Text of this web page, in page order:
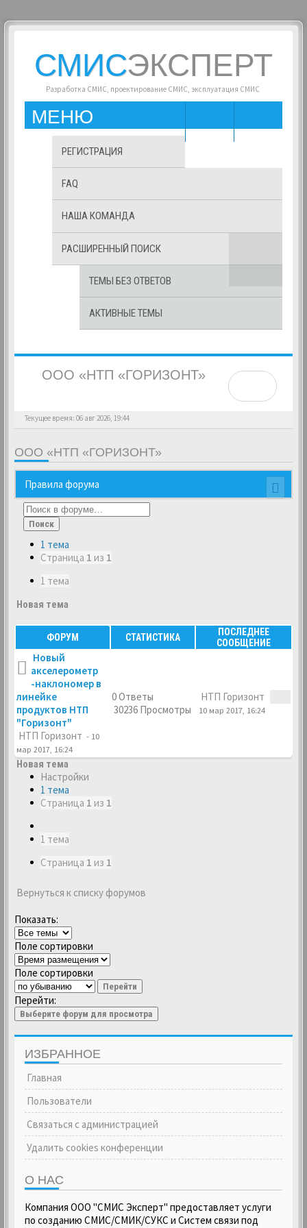
СМИСЭКСПЕРТ
Разработка СМИС, проектирование СМИС, эксплуатация СМИС
МЕНЮ
РЕГИСТРАЦИЯ
FAQ
НАША КОМАНДА
РАСШИРЕННЫЙ ПОИСК
ТЕМЫ БЕЗ ОТВЕТОВ
АКТИВНЫЕ ТЕМЫ
ООО «НТП «ГОРИЗОНТ»
Текущее время: 06 авг 2026, 19:44
ООО «НТП «ГОРИЗОНТ»
Правила форума
Поиск
1 тема
Страница 1 из 1
1 тема
Новая тема
ФОРУМ СТАТИСТИКА
ПОСЛЕДНЕЕ
СООБЩЕНИЕ
Новый
акселерометр
-наклономер в
линейке
продуктов НТП
"Горизонт"
НТП Горизонт - 10
мар 2017, 16:24
0 Ответы
30236 Просмотры
НТП Горизонт
10 мар 2017, 16:24
Новая тема
Настройки
1 тема
Страница 1 из 1
1 тема
Страница 1 из 1
Вернуться к списку форумов
Показать:
Поле сортировки
Поле сортировки
Перейти
Перейти:
Выберите форум для просмотра
ИЗБРАННОЕ
Главная
Пользователи
Связаться с администрацией
Удалить cookies конференции
О НАС
Компания ООО "СМИС Эксперт" предоставляет услуги
по созданию СМИС/СМИК/СУКС и Систем связи под